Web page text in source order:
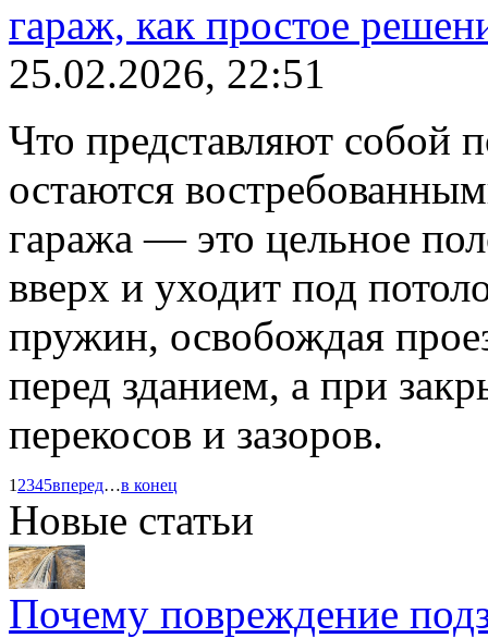
гараж, как простое
25.02.2026, 22:51
Что представляют собой
остаются
гаража — это цельное
вверх и уходит под
пружин, освобождая
перед зданием, а при
перекосов и зазоров.
1 2345вперед…в конец
Новые статьи
Почему повреждение